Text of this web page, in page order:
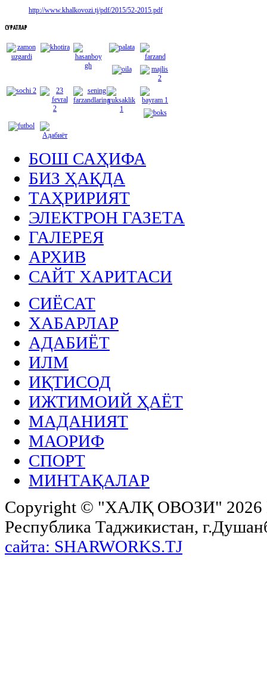
http://www.khalkovozi.tj/pdf/2015/52-2015.pdf
СУРАТЛАР
БОШ САҲИФА
БИЗ ҲАҚДА
ТАҲРИРИЯТ
ЭЛЕКТРОН ГАЗЕТА
ГАЛЕРЕЯ
АРХИВ
САЙТ ХАРИТАСИ
СИЁСАТ
ХАБАРЛАР
АДАБИЁТ
ИЛМ
ИҚТИСОД
ИЖТИМОИЙ ҲАЁТ
МАДАНИЯТ
МАОРИФ
СПОРТ
МИНТАҚАЛАР
Copyright © "ХАЛҚ ОВОЗИ"
Республика Таджикистан,
сайта: SHARWORKS.TJ